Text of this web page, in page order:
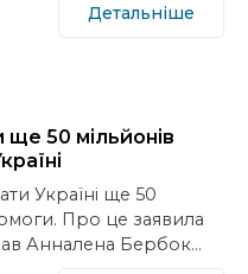
Детальніше
ще 50 мільйонів
Україні ще 50
Про це заявила
Анналена Бербок…